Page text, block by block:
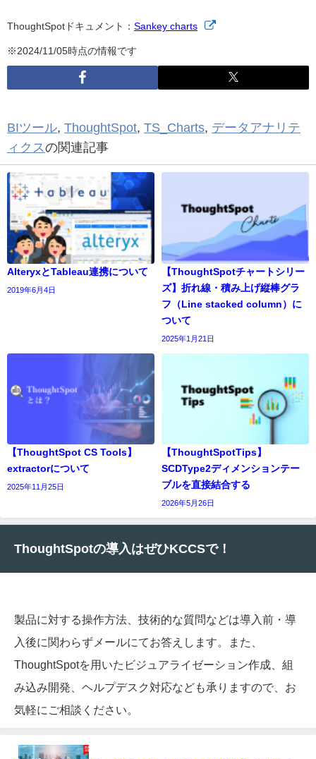
ThoughtSpotドキュメント： Sankey charts
※2024/11/05時点の情報です
BIツール, ThoughtSpot, TS_Charts, データアナリテ
ィクスの関連記事
AlteryxとTableau連携について
2019年6月4日
【ThoughtSpotチャートシリー
ズ】折れ線・積み上げ縦棒グラ
フ（Line stacked column）に
ついて
2025年1月21日
【ThoughtSpot CS Tools】
extractorについて
2025年11月25日
【ThoughtSpotTips】
SCDType2ディメンションテー
ブルを直接結合する
2026年5月26日
ThoughtSpotの導入はぜひKCCSで！
製品に対する操作方法、技術的な質問などは導入前・導
入後に関わらずメールにてお答えします。また、
ThoughtSpotを用いたビジュアライゼーション作成、組
み込み開発、ヘルプデスク対応なども承りますので、お
気軽にご相談ください。